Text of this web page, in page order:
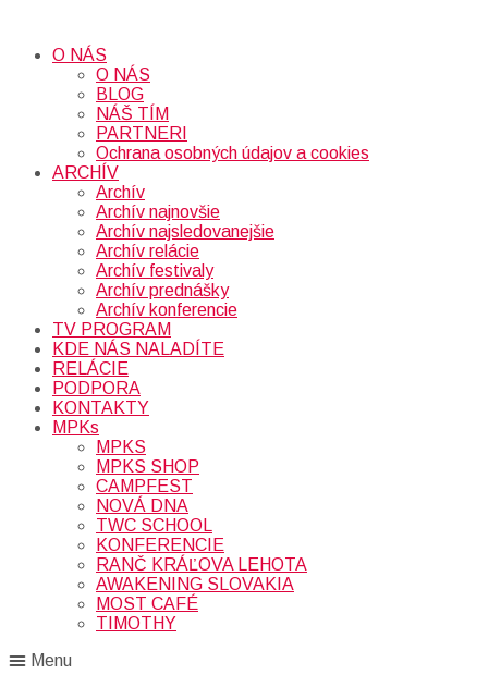
O NÁS
O NÁS
BLOG
NÁŠ TÍM
PARTNERI
Ochrana osobných údajov a cookies
ARCHÍV
Archív
Archív najnovšie
Archív najsledovanejšie
Archív relácie
Archív festivaly
Archív prednášky
Archív konferencie
TV PROGRAM
KDE NÁS NALADÍTE
RELÁCIE
PODPORA
KONTAKTY
MPKs
MPKS
MPKS SHOP
CAMPFEST
NOVÁ DNA
TWC SCHOOL
KONFERENCIE
RANČ KRÁĽOVA LEHOTA
AWAKENING SLOVAKIA
MOST CAFÉ
TIMOTHY
Menu